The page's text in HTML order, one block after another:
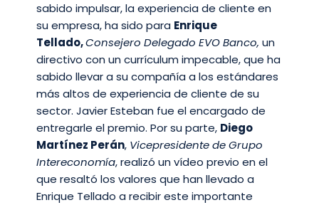
sabido impulsar, la experiencia de cliente en
su empresa, ha sido para Enrique
Tellado,Consejero Delegado EVO Banco, un
directivo con un currículum impecable, que ha
sabido llevar a su compañía a los estándares
más altos de experiencia de cliente de su
sector. Javier Esteban fue el encargado de
entregarle el premio. Por su parte, Diego
Martínez Perán, Vicepresidente de Grupo
Intereconomía, realizó un vídeo previo en el
que resaltó los valores que han llevado a
Enrique Tellado a recibir este importante